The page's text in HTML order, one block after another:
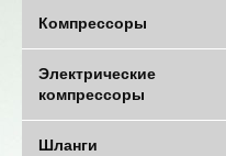
Компрессоры
Электрические
компрессоры
Шланги